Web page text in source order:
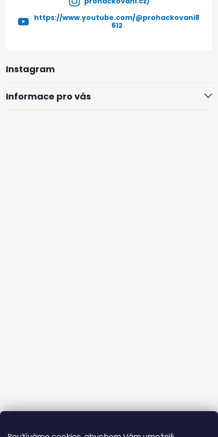
Instagram
Informace pro vás
https://www.youtube.com/@prohackovani8
612